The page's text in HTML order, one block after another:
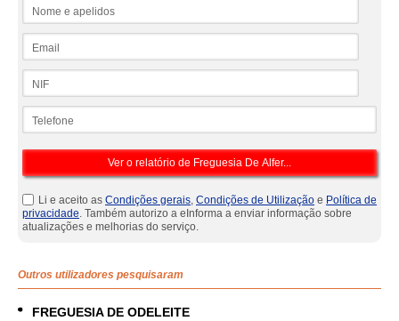
Li e aceito as Condições gerais, Condições de Utilização e Política de
privacidade. Também autorizo a eInforma a enviar informação sobre
atualizações e melhorias do serviço.
Outros utilizadores pesquisaram
FREGUESIA DE ODELEITE